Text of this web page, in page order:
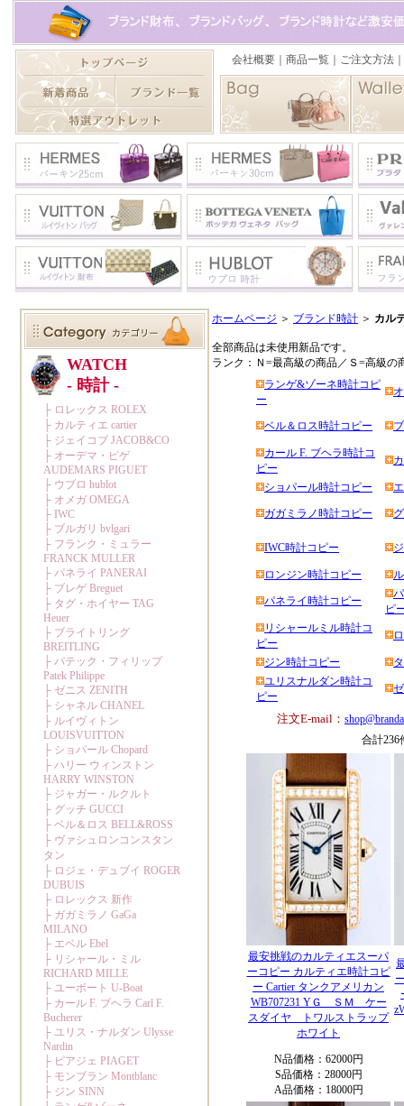
ホームページ ＞ ブランド時計 ＞ カル
全部商品は未使用新品です。
ランク：Ｎ=最高級の商品／Ｓ=高級の
ランゲ&ゾーネ時計コピ
ー
ベル＆ロス時計コピー
カール F. ブヘラ時計コ
ピー
ショパール時計コピー
ガガミラノ時計コピー
IWC時計コピー
ロンジン時計コピー
パネライ時計コピー
ピ
リシャールミル時計コ
ピー
ジン時計コピー
ユリスナルダン時計コ
ピー
注文E-mail：
合計236
最安挑戦のカルティエスーパ
ーコピー カルティエ時計コピ
ー Cartier タンクアメリカン
WB707231 YＧ ＳＭ ケー
スダイヤ トワルストラップ
ホワイト
N品価格：62000円
S品価格：28000円
A品価格：18000円